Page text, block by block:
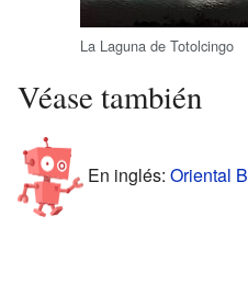
La Laguna de Totolcingo
Véase también
En inglés: Oriental